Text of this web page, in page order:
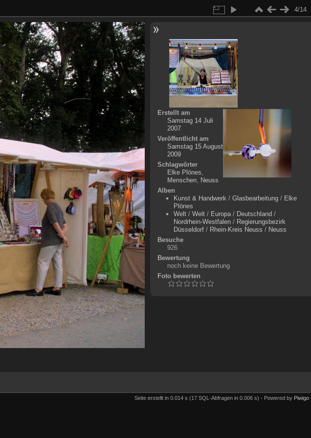
4/14
Erstellt am
Samstag 14 Juli
2007
Veröffentlicht am
Samstag 15 August
2009
Schlagwörter
Elke Plönes,
Menschen, Neuss
Alben
Kunst & Handwerk/ Glasbearbeitung/ Elke
Plönes
Welt/ Welt/ Europa/ Deutschland /
Nordrhein-Westfalen/ Regierungsbezirk
Düsseldorf/ Rhein-Kreis Neuss / Neuss
Besuche
926
Bewertung
noch keine Bewertung
Foto bewerten
Seite erstellt in 0.014 s (17 SQL-Abfragen in 0.006 s) - Powered by Piwigo